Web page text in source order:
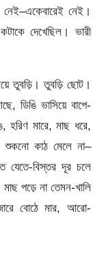
নেই।
দেখেছিল। ভারী
তুবড়ি। তুবড়ি ছোট।
ডিঙি ভাসিয়ে বাপে-
হরিণ মারে, মাছ ধরে,
শুকনো কাঠ মেলে না–
যেতে-বিস্তর দূর চলে
পড়ে না তেমন-খালি
বোঠে মার, আরো-